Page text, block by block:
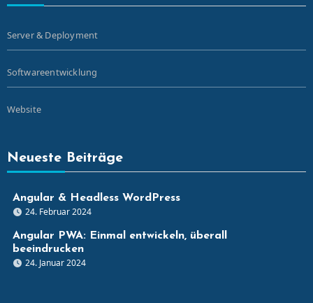
Server & Deployment
Softwareentwicklung
Website
Neueste Beiträge
Angular & Headless WordPress
24. Februar 2024
Angular PWA: Einmal entwickeln, überall
beeindrucken
24. Januar 2024